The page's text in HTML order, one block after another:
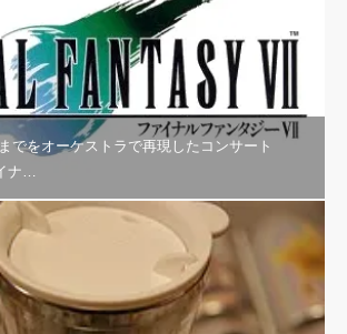
でをオーケストラで再現したコンサート
ナ…